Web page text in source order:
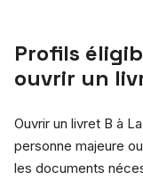
Profils
ouvrir un
Ouvrir un livret B à
personne majeure
les documents